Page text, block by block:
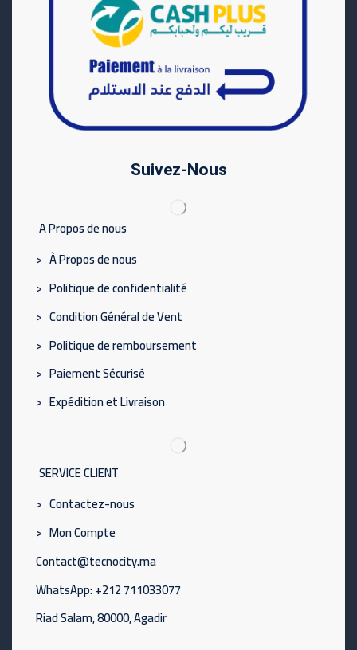
Suivez-Nous
A Propos de nous
> À Propos de nous
> Politique de confidentialité
> Condition Général de Vent
> Politique de remboursement
> Paiement Sécurisé
> Expédition et Livraison
SERVICE CLIENT
> Contactez-nous
> Mon Compte
Contact@tecnocity.ma
WhatsApp: +212 711033077
Riad Salam, 80000, Agadir